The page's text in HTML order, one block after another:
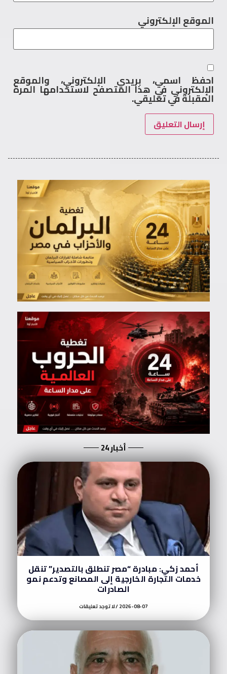
الموقع الإلكتروني
احفظ اسمي، بريدي الإلكتروني، والموقع
الإلكتروني في هذا المتصفح لاستخدامها المرة
المقبلة في تعليقي.
أخبار 24
أحمد زكي: مبادرة “مصر تنطلق بالتصدير” تنقل
خدمات التجارة الخارجية إلى المصانع وتدعم نمو
الصادرات
2026-08-07 لا توجد تعليقات